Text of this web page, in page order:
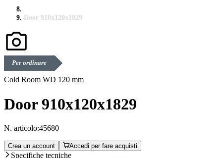
Door 910x120x1829
Per ordinare
Cold Room WD 120 mm
Door 910x120x1829
N. articolo:45680
Crea un account Accedi per fare acquisti
Specifiche tecniche